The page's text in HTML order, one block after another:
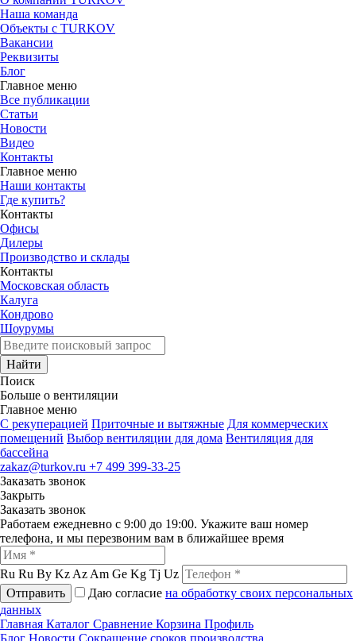
Наша команда
Объекты с TURKOV
Вакансии
Реквизиты
Блог
Главное меню
Все публикации
Статьи
Новости
Видео
Контакты
Главное меню
Наши контакты
Где купить?
Контакты
Офисы
Дилеры
Производство и склады
Контакты
Московская область
Калуга
Кондрово
Шоурумы
Найти
Поиск
Больше о вентиляции
Главное меню
C рекуперацией Приточные и вытяжные Для коммерческих
помещений Выбор вентиляции для дома Вентиляция для
бассейна
zakaz@turkov.ru +7 499 399-33-25
Заказать звонок
Закрыть
Заказать звонок
Работаем ежедневно с 9:00 до 19:00. Укажите ваш номер
телефона, и мы перезвоним вам в ближайшее время
Ru Ru By Kz Az Am Ge Kg Tj Uz
Отправить
Даю согласие на обработку своих персональных
данных
Главная Каталог Сравнение Корзина Профиль
Блог Новости Сокращение сроков производства